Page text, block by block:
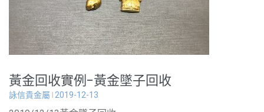
黃金回收實例-黃金墜子回收
詠信貴金屬 2019-12-13